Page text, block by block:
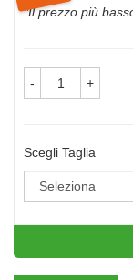
del
*Il prezzo più
- +
Scegli Taglia